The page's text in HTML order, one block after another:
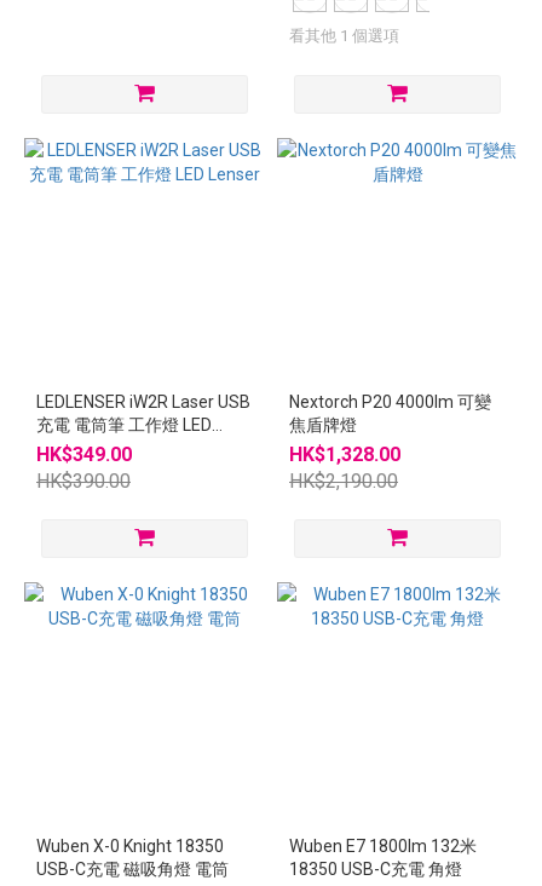
看其他 1 個選項
LEDLENSER iW2R Laser USB
充電 電筒筆 工作燈 LED
Lenser
HK$349.00
HK$390.00
Nextorch P20 4000lm 可變
焦盾牌燈
HK$1,328.00
HK$2,190.00
Wuben X-0 Knight 18350
USB-C充電 磁吸角燈 電筒
Wuben E7 1800lm 132米
18350 USB-C充電 角燈